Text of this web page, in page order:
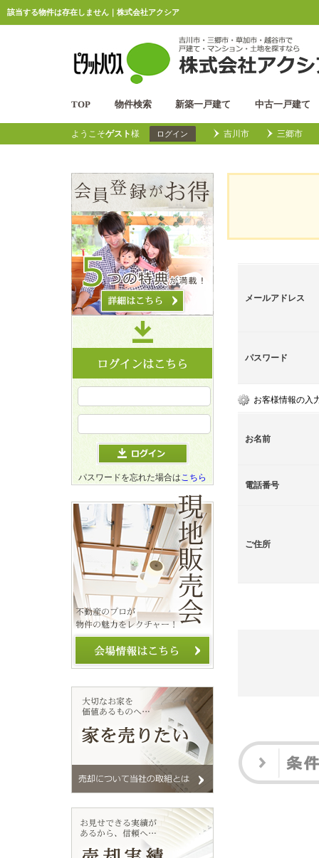
該当する物件は存在しません｜株式会社アクシア
TOP 物件検索 新築一戸建て 中古一戸建て
ようこそゲスト様 ログイン 吉川市 三郷市
メールアドレス
パスワード
お客様情報の入
お名前
電話番号
ご住所
パスワードを忘れた場合はこちら